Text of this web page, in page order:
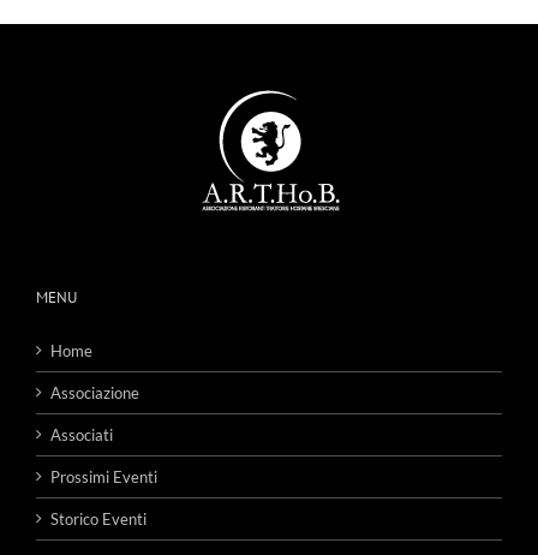
MENU
Home
Associazione
Associati
Prossimi Eventi
Storico Eventi